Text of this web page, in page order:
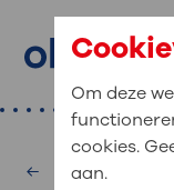
Primaire
Home
: waar
MijnOLVG
Interne
Om deze
cookies.
aan.